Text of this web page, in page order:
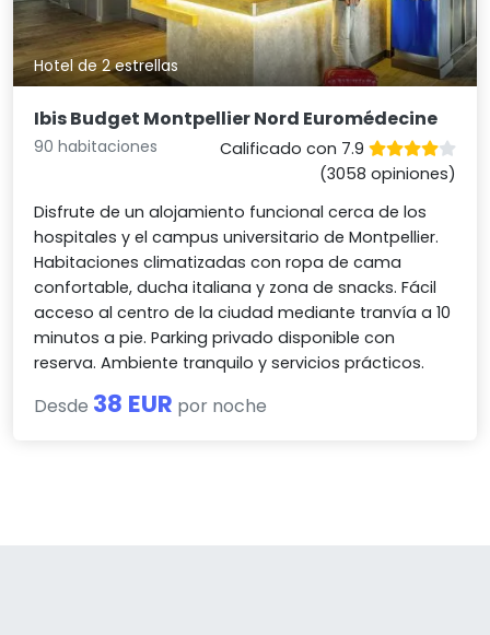
Hotel de 2 estrellas
Ibis Budget Montpellier Nord Euromédecine
90 habitaciones
Calificado con 7.9
(3058 opiniones)
Disfrute de un alojamiento funcional cerca de los
hospitales y el campus universitario de Montpellier.
Habitaciones climatizadas con ropa de cama
confortable, ducha italiana y zona de snacks. Fácil
acceso al centro de la ciudad mediante tranvía a 10
minutos a pie. Parking privado disponible con
reserva. Ambiente tranquilo y servicios prácticos.
Desde 38 EUR por noche